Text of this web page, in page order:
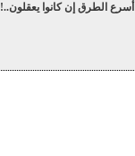
أسرع الطرق إن كانوا يعقلون..!